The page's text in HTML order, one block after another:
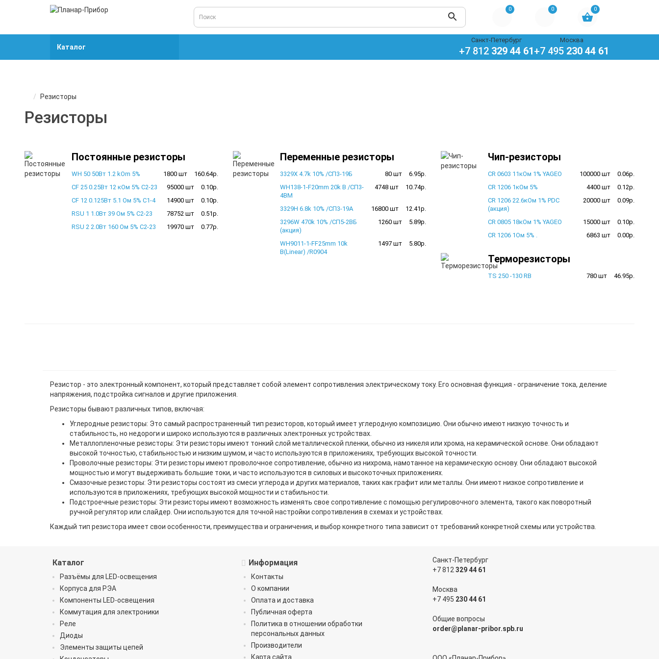
0 0 0
Каталог
Санкт-Петербург
+7 812 329 44 61
Москва
+7 495 230 44 61
Резисторы
Резисторы
Постоянные резисторы
WH 50 50Вт 1.2 kOm 5% 1800 шт
160.64р.
CF 25 0.25Вт 12 кОм 5% С2-23
95000 шт
0.10р.
CF 12 0.125Вт 5.1 Ом 5% С1-4
14900 шт
0.10р.
RSU 1 1.0Вт 39 Ом 5% С2-23
78752 шт
0.51р.
RSU 2 2.0Вт 160 Ом 5% С2-23
19970 шт 0.77р.
Переменные резисторы
3329X 4.7k 10% /СП3-19Б 80 шт
6.95р.
WH138-1-F20mm 20k B /СП3-
4ВМ
4748 шт 10.74р.
3329H 6.8k 10% /СП3-19А 16800 шт
12.41р.
3296W 470k 10% /СП5-2ВБ
(акция)
1260 шт 5.89р.
WH9011-1-FF25mm 10k
B(Linear) /R0904
1497 шт 5.80р.
Чип-резисторы
CR 0603 11кОм 1% YAGEO 100000 шт
0.06р.
CR 1206 1кОм 5%
4400 шт
0.12р.
CR 1206 22.6кОм 1% PDC
(акция)
20000 шт 0.09р.
CR 0805 18кОм 1% YAGEO 15000 шт
0.10р.
CR 1206 1Ом 5% .
6863 шт 0.00р.
Терморезисторы
TS 250 -130 RB 780 шт 46.95р.
Резистор - это электронный компонент, который представляет собой элемент сопротивления электрическому току. Его основная функция - ограничение тока, деление
напряжения, подстройка сигналов и другие приложения.
Резисторы бывают различных типов, включая:
Углеродные резисторы: Это самый распространенный тип резисторов, который имеет углеродную композицию. Они обычно имеют низкую точность и
стабильность, но недороги и широко используются в различных электронных устройствах.
Металлопленочные резисторы: Эти резисторы имеют тонкий слой металлической пленки, обычно из никеля или хрома, на керамической основе. Они обладают
высокой точностью, стабильностью и низким шумом, и часто используются в приложениях, требующих высокой точности.
Проволочные резисторы: Эти резисторы имеют проволочное сопротивление, обычно из нихрома, намотанное на керамическую основу. Они обладают высокой
мощностью и могут выдерживать большие токи, и часто используются в силовых и высокоточных приложениях.
Смазочные резисторы: Эти резисторы состоят из смеси углерода и других материалов, таких как графит или металлы. Они имеют низкое сопротивление и
используются в приложениях, требующих высокой мощности и стабильности.
Подстроечные резисторы: Эти резисторы имеют возможность изменять свое сопротивление с помощью регулировочного элемента, такого как поворотный
ручной регулятор или слайдер. Они используются для точной настройки сопротивления в схемах и устройствах.
Каждый тип резистора имеет свои особенности, преимущества и ограничения, и выбор конкретного типа зависит от требований конкретной схемы или устройства.
Каталог
Разъёмы для LED-освещения
Корпуса для РЭА
Компоненты LED-освещения
Коммутация для электроники
Реле
Диоды
Элементы защиты цепей
Информация
Контакты
О компании
Оплата и доставка
Публичная оферта
Политика в отношении обработки
персональных данных
Производители
Карта сайта
Санкт-Петербург
+7 812 329 44 61
Москва
+7 495 230 44 61
Общие вопросы
order@planar-pribor.spb.ru